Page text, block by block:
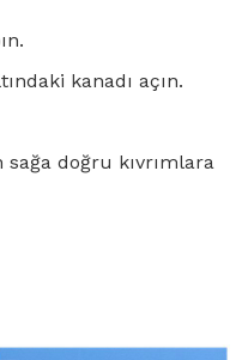
kanadı açın.
doğru kıvrımlara